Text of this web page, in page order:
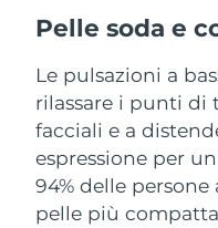
Pelle soda e
Le pulsazioni a
rilassare i punti di
facciali e a
espressione per
94% delle
pelle più
Regno Unito
Stati Uniti
Uzbekistan
Vietnam